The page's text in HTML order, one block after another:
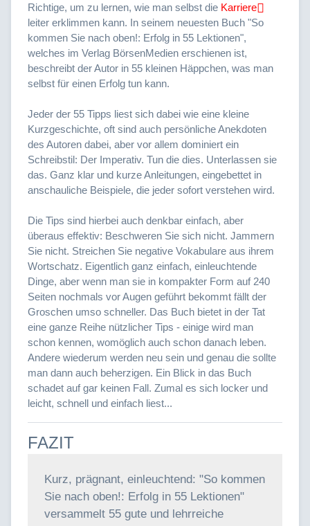
Richtige, um zu lernen, wie man selbst die Karriere
leiter erklimmen kann. In seinem neuesten Buch "So
kommen Sie nach oben!: Erfolg in 55 Lektionen",
welches im Verlag BörsenMedien erschienen ist,
beschreibt der Autor in 55 kleinen Häppchen, was man
selbst für einen Erfolg tun kann.
Jeder der 55 Tipps liest sich dabei wie eine kleine
Kurzgeschichte, oft sind auch persönliche Anekdoten
des Autoren dabei, aber vor allem dominiert ein
Schreibstil: Der Imperativ. Tun die dies. Unterlassen sie
das. Ganz klar und kurze Anleitungen, eingebettet in
anschauliche Beispiele, die jeder sofort verstehen wird.
Die Tips sind hierbei auch denkbar einfach, aber
überaus effektiv: Beschweren Sie sich nicht. Jammern
Sie nicht. Streichen Sie negative Vokabulare aus ihrem
Wortschatz. Eigentlich ganz einfach, einleuchtende
Dinge, aber wenn man sie in kompakter Form auf 240
Seiten nochmals vor Augen geführt bekommt fällt der
Groschen umso schneller. Das Buch bietet in der Tat
eine ganze Reihe nützlicher Tips - einige wird man
schon kennen, womöglich auch schon danach leben.
Andere wiederum werden neu sein und genau die sollte
man dann auch beherzigen. Ein Blick in das Buch
schadet auf gar keinen Fall. Zumal es sich locker und
leicht, schnell und einfach liest...
FAZIT
Kurz, prägnant, einleuchtend: "So kommen
Sie nach oben!: Erfolg in 55 Lektionen"
versammelt 55 gute und lehrreiche